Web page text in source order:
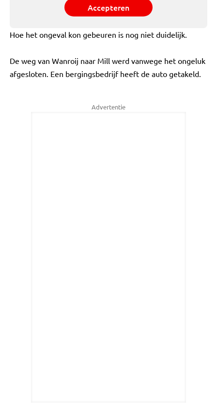
Accepteren
Hoe het ongeval kon gebeuren is nog niet duidelijk.
De weg van Wanroij naar Mill werd vanwege het ongeluk
afgesloten. Een bergingsbedrijf heeft de auto getakeld.
Advertentie